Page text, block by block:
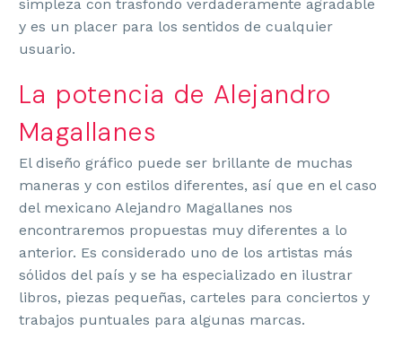
simpleza con trasfondo verdaderamente agradable
y es un placer para los sentidos de cualquier
usuario.
La potencia de Alejandro
Magallanes
El diseño gráfico puede ser brillante de muchas
maneras y con estilos diferentes, así que en el caso
del mexicano Alejandro Magallanes nos
encontraremos propuestas muy diferentes a lo
anterior. Es considerado uno de los artistas más
sólidos del país y se ha especializado en ilustrar
libros, piezas pequeñas, carteles para conciertos y
trabajos puntuales para algunas marcas.